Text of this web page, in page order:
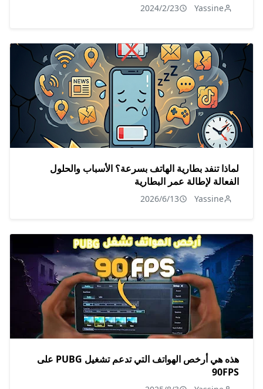
Yassine
2024/2/23
لماذا تنفد بطارية الهاتف بسرعة؟ الأسباب والحلول
الفعالة لإطالة عمر البطارية
Yassine
2026/6/13
هذه هي أرخص الهواتف التي تدعم تشغيل PUBG على
90FPS